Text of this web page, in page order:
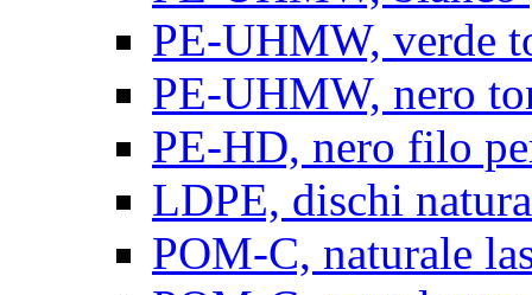
PE-UHMW, verde
PE-UHMW, nero
PE-HD, nero filo
LDPE, dischi
POM-C, naturale